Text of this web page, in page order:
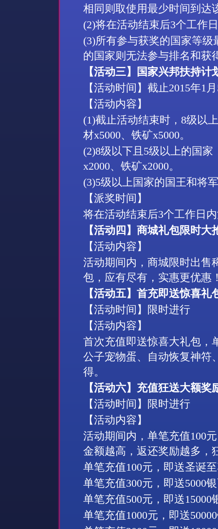
相同则取使用最少时间到达
(2)将在活动结束后3个工作
(3)所有参与获奖的国家等级
的国家则无法参与排名和获
【活动三】国家兴邦扶持计
【活动时间】截止2015年1 月
【活动内容】
(1)截止活动结束时， 8级以
材x5000、铁矿x5000。
(2)8级以下且 5级以上的国家
x2000、铁矿x2000。
(3)5级以上国家的国王和将
【派奖时间】
将在活动结束后3个工作日
【活动四】商城礼包限时大
【活动内容】
活动期间内，商城限时出售
包，应有尽有，实惠更优惠
【活动五】首充即送惊喜礼
【活动时间】限时进行
【活动内容】
首次充值即送惊喜大礼包，
公子宠物蛋、自动恢复神符
得。
【活动六】充值狂送大额奖
【活动时间】限时进行
【活动内容】
活动期间内，单笔充值100
金额越高，返还奖励越多，
单笔充值100元，即送圣诞
单笔充值300元，即送5000
单笔充值500元，即送15000
单笔充值1000元，即送50000